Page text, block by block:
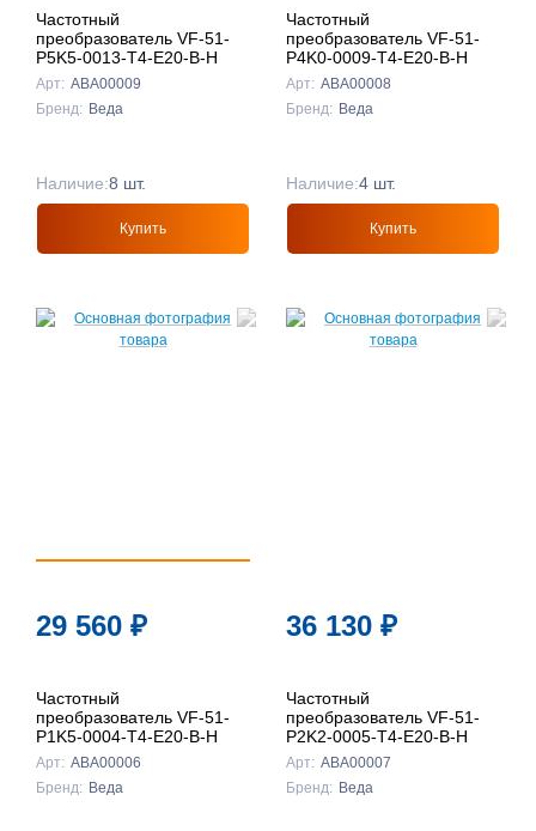
Частотный
преобразователь VF-51-
P5K5-0013-T4-E20-B-H
Арт: ABA00009
Бренд: Веда
Наличие:8 шт.
Купить
Частотный
преобразователь VF-51-
P4K0-0009-T4-E20-B-H
Арт: ABA00008
Бренд: Веда
Наличие:4 шт.
Купить
29 560 ₽
Частотный
преобразователь VF-51-
P1K5-0004-T4-E20-B-H
Арт: ABA00006
Бренд: Веда
36 130 ₽
Частотный
преобразователь VF-51-
P2K2-0005-T4-E20-B-H
Арт: ABA00007
Бренд: Веда